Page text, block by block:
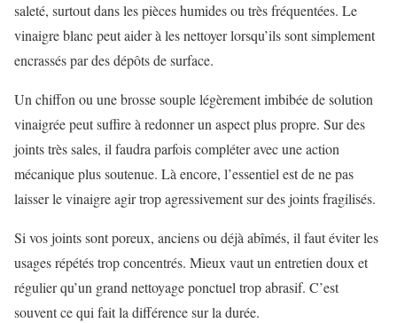
saleté, surtout dans les pièces humides ou très fréquentées. Le
vinaigre blanc peut aider à les nettoyer lorsqu’ils sont simplement
encrassés par des dépôts de surface.
Un chiffon ou une brosse souple légèrement imbibée de solution
vinaigrée peut suffire à redonner un aspect plus propre. Sur des
joints très sales, il faudra parfois compléter avec une action
mécanique plus soutenue. Là encore, l’essentiel est de ne pas
laisser le vinaigre agir trop agressivement sur des joints fragilisés.
Si vos joints sont poreux, anciens ou déjà abîmés, il faut éviter les
usages répétés trop concentrés. Mieux vaut un entretien doux et
régulier qu’un grand nettoyage ponctuel trop abrasif. C’est
souvent ce qui fait la différence sur la durée.